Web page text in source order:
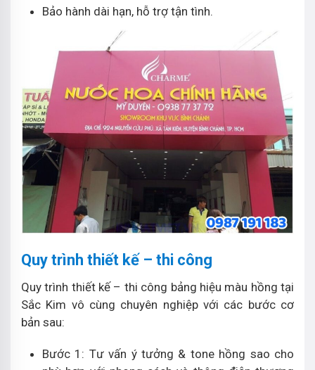
Bảo hành dài hạn, hỗ trợ tận tình.
Quy trình thiết kế – thi công
Quy trình thiết kế – thi công bảng hiệu màu hồng tại
Sắc Kim vô cùng chuyên nghiệp với các bước cơ
bản sau:
Bước 1: Tư vấn ý tưởng & tone hồng sao cho